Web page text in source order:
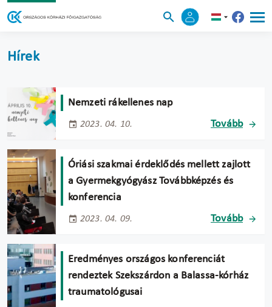
Hírek
Nemzeti rákellenes nap
2023. 04. 10. Tovább
Óriási szakmai érdeklődés mellett zajlott
a Gyermekgyógyász Továbbképzés és
konferencia
2023. 04. 09. Tovább
Eredményes országos konferenciát
rendeztek Szekszárdon a Balassa-kórház
traumatológusai